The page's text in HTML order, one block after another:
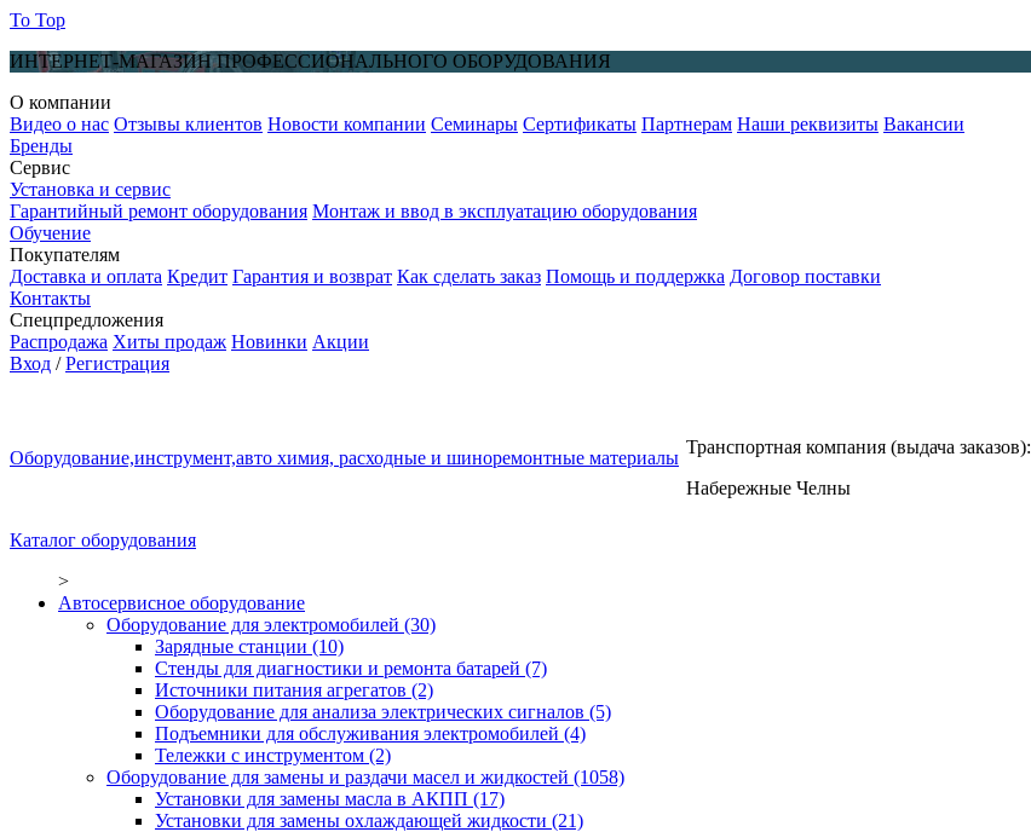
To Top
ИНТЕРНЕТ-МАГАЗИН ПРОФЕССИОНАЛЬНОГО ОБОРУДОВАНИЯ
О компании
Видео о нас Отзывы клиентов Новости компании Семинары Сертификаты Партнерам Наши реквизиты Вакансии
Бренды
Сервис
Установка и сервис
Гарантийный ремонт оборудования Монтаж и ввод в эксплуатацию оборудования
Обучение
Покупателям
Доставка и оплата Кредит Гарантия и возврат Как сделать заказ Помощь и поддержка Договор поставки
Контакты
Спецпредложения
Распродажа Хиты продаж Новинки Акции
Вход /Регистрация
Оборудование,инструмент,авто химия, расходные и шиноремонтные материалы
Транспортная компания (выдача заказов):
Набережные Челны
Каталог оборудования
>
Автосервисное оборудование
Оборудование для электромобилей (30)
Зарядные станции (10)
Стенды для диагностики и ремонта батарей (7)
Источники питания агрегатов (2)
Оборудование для анализа электрических сигналов (5)
Подъемники для обслуживания электромобилей (4)
Тележки с инструментом (2)
Оборудование для замены и раздачи масел и жидкостей (1058)
Установки для замены масла в АКПП (17)
Установки для замены охлаждающей жидкости (21)